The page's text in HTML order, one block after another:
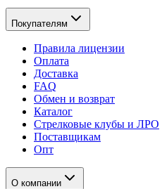
Покупателям
Правила лицензии
Оплата
Доставка
FAQ
Обмен и возврат
Каталог
Стрелковые клубы и ЛРО
Поставщикам
Опт
О компании